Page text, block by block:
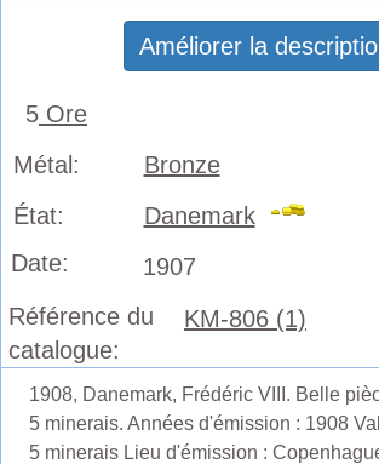
Améliorer la
5 Ore
Métal:
Bronze
État:
Danemark
Date:
1907
Référence du
catalogue:
KM-806 (1)
1908, Danemark, Frédéric VIII. Belle
5 minerais. Années d'émission : 1908
5 minerais Lieu d'émission :